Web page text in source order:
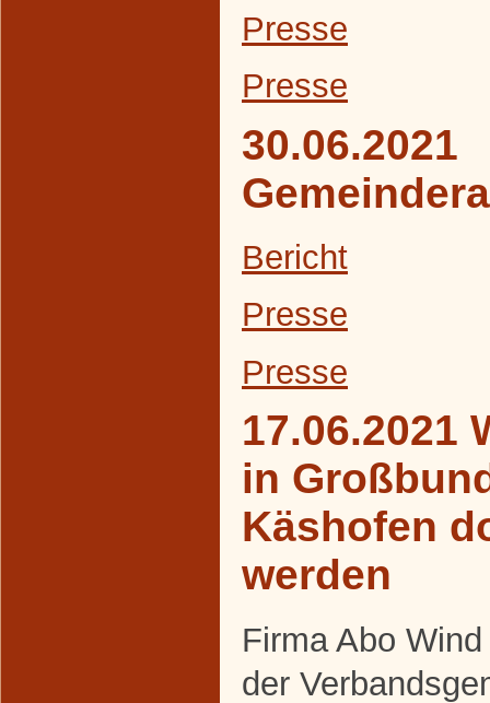
Presse
Presse
30.06.2021
Bericht
Presse
Presse
17.06.2021
in
Käshofen
werden
Firma Abo
der